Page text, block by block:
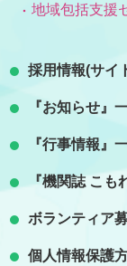
地域包括支援
採用情報(サイ
『お知らせ』
『行事情報』
『機関誌 こも
ボランティア
個人情報保護